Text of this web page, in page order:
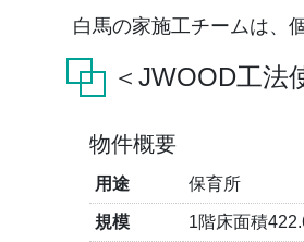
白馬の家施工チームは、
＜JWOOD工法
物件概要
用途 保育所
規模 1階床面積